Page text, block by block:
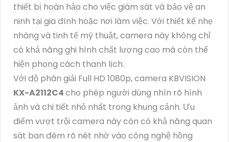
thiết bị hoàn hảo cho việc giám sát và bảo vệ an
ninh tại gia đình hoặc nơi làm việc. Với thiết kế nhẹ
nhàng và tinh tế mỹ thuật, camera này không chỉ
có khả năng ghi hình chất lượng cao mà còn thể
hiện phong cách thanh lịch.
Với độ phân giải Full HD 1080p, camera KBVISION
KX-A2112C4cho phép người dùng nhìn rõ hình
ảnh và chi tiết nhỏ nhất trong khung cảnh. Ưu
điểm vượt trội camera này còn có khả năng quan
sát ban đêm rõ nét nhờ vào công nghệ hồng